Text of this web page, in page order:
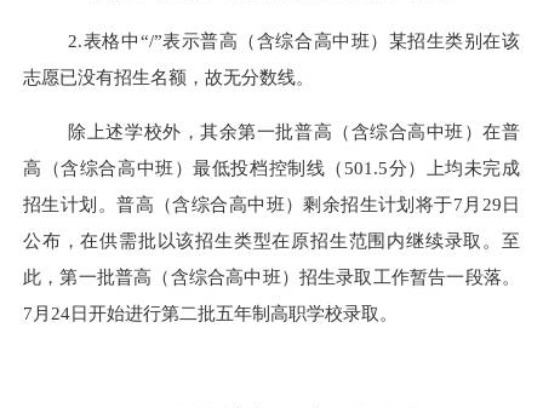
2.表格中“/”表示普高（含综合高中班）某招生类别在该
志愿已没有招生名额，故无分数线。
除上述学校外，其余第一批普高（含综合高中班）在普
高（含综合高中班）最低投档控制线（ 501.5分）上均未完成
招生计划。普高（含综合高中班）剩余招生计划将于7 月 29日
公布，在供需批以该招生类型在原招生范围内继续录取。至
此，第一批普高（含综合高中班）招生录取工作暂告一段落。
7 月 24日开始进行第二批五年制高职学校录取。